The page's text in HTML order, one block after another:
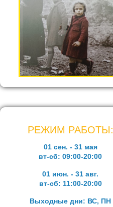
РЕЖИМ РАБОТЫ:
01 сен. - 31 мая
вт-сб: 09:00-20:00
01 июн. - 31 авг.
вт-сб: 11:00-20:00
Выходные дни: ВС, ПН